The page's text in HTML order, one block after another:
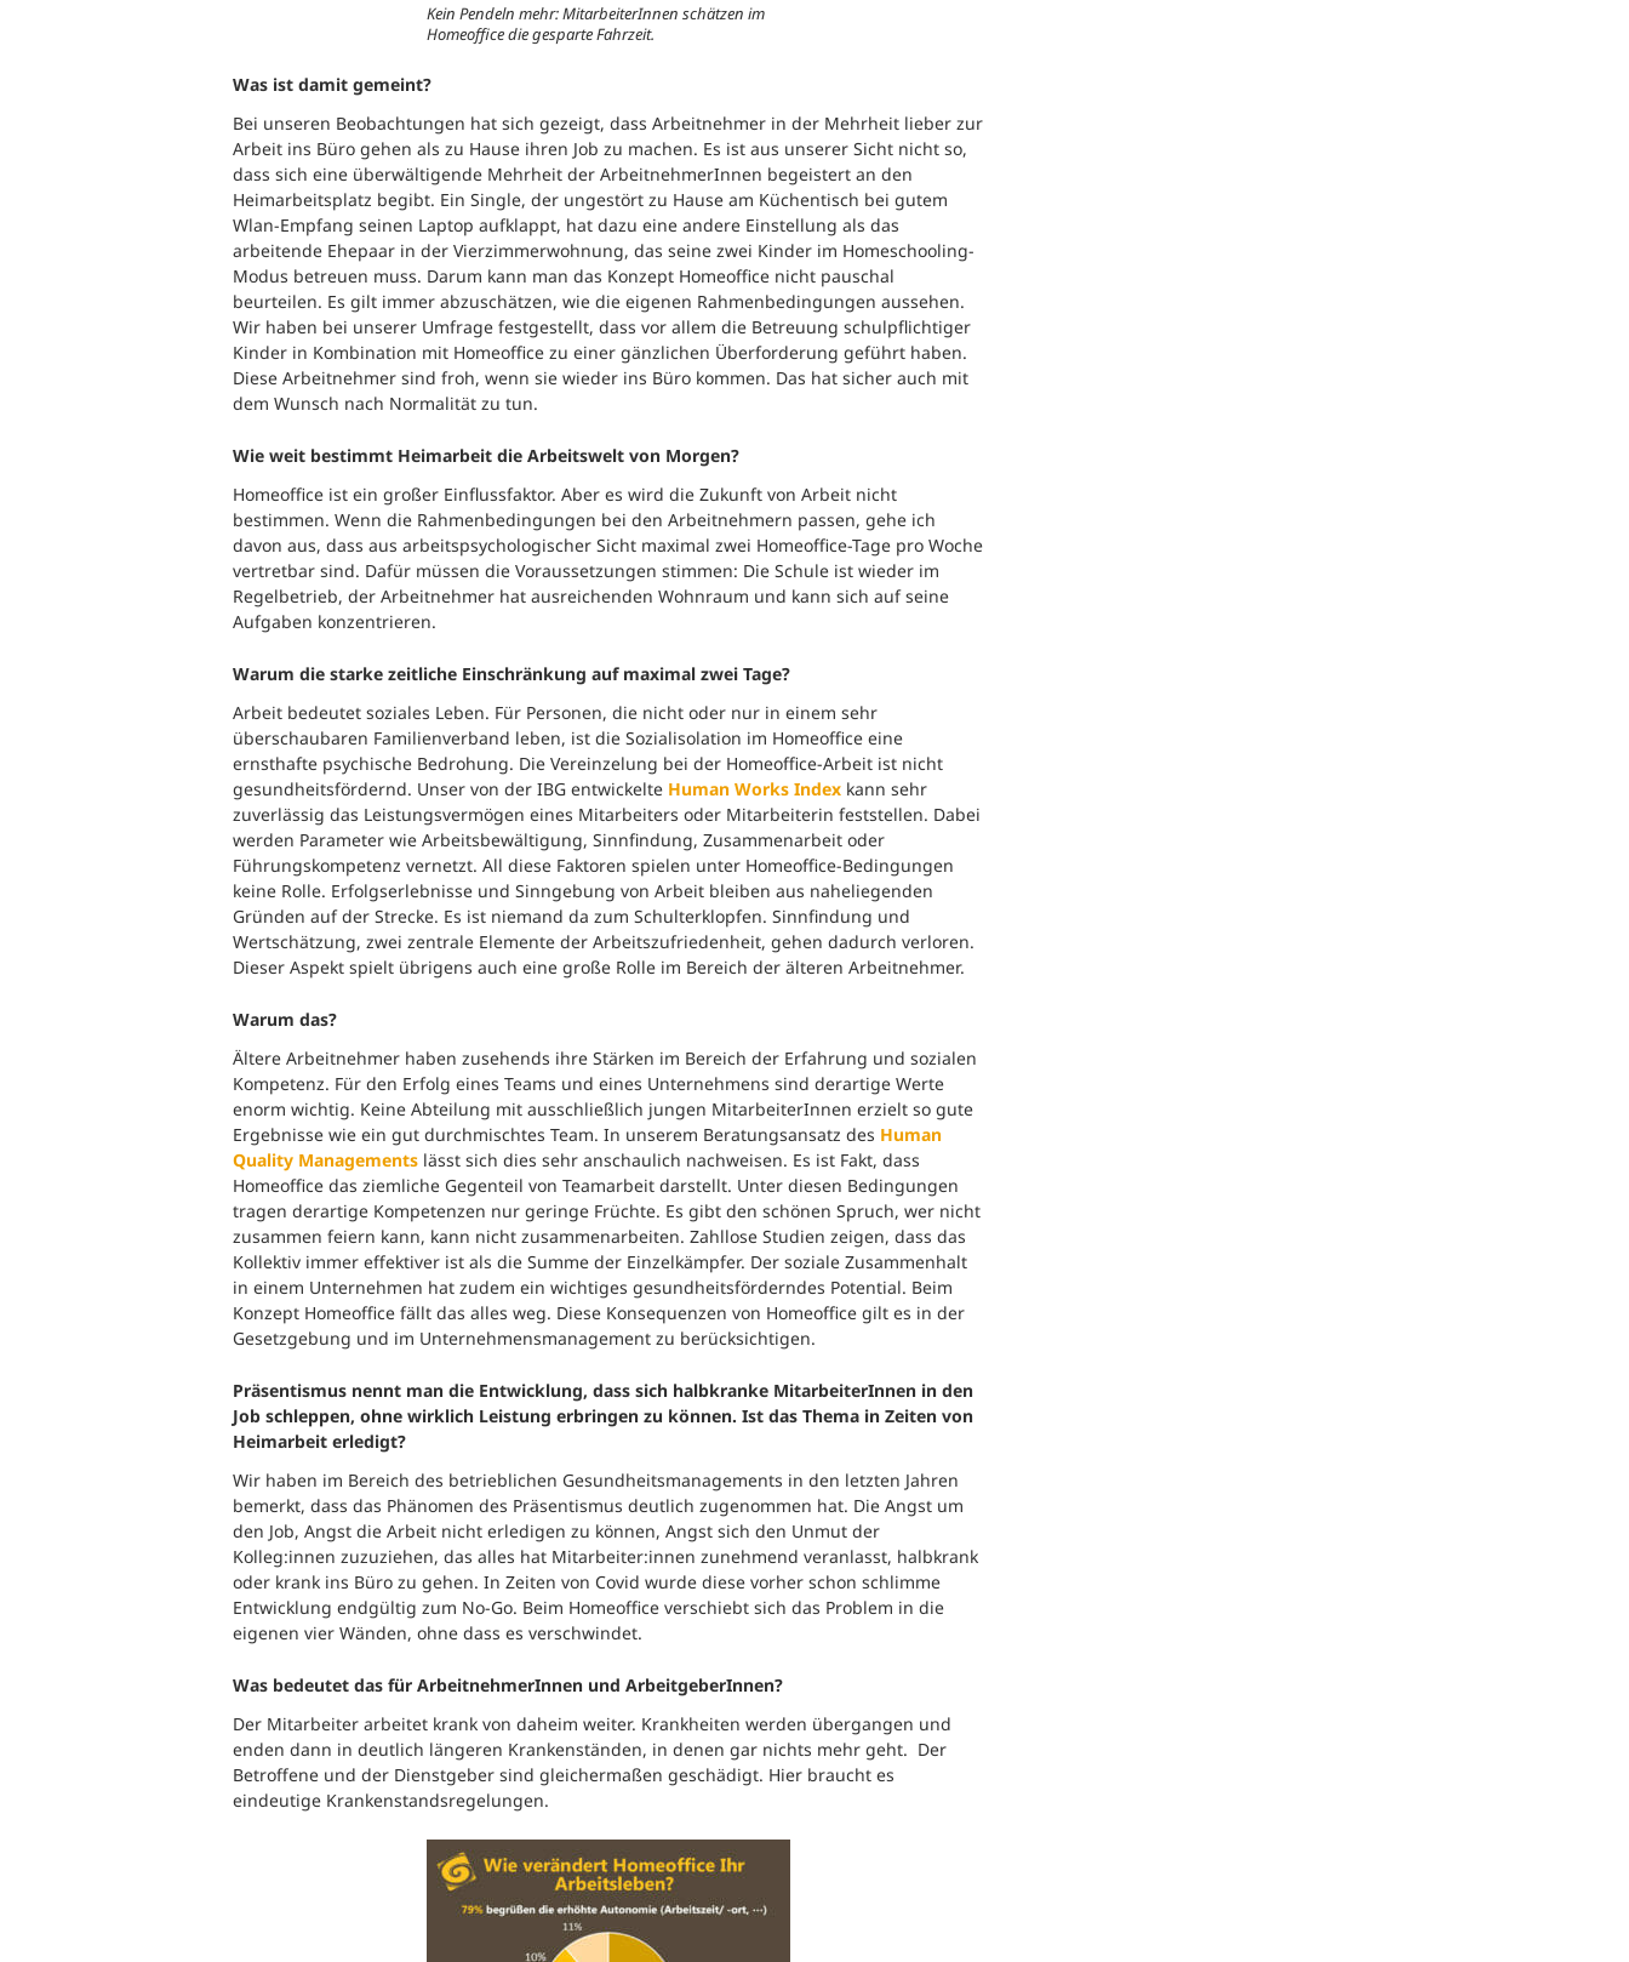
Kein Pendeln mehr: MitarbeiterInnen schätzen im
Homeoffice die gesparte Fahrzeit.
Was ist damit gemeint?
Bei unseren Beobachtungen hat sich gezeigt, dass Arbeitnehmer in der Mehrheit lieber zur
Arbeit ins Büro gehen als zu Hause ihren Job zu machen. Es ist aus unserer Sicht nicht so,
dass sich eine überwältigende Mehrheit der ArbeitnehmerInnen begeistert an den
Heimarbeitsplatz begibt. Ein Single, der ungestört zu Hause am Küchentisch bei gutem
Wlan-Empfang seinen Laptop aufklappt, hat dazu eine andere Einstellung als das
arbeitende Ehepaar in der Vierzimmerwohnung, das seine zwei Kinder im Homeschooling-
Modus betreuen muss. Darum kann man das Konzept Homeoffice nicht pauschal
beurteilen. Es gilt immer abzuschätzen, wie die eigenen Rahmenbedingungen aussehen.
Wir haben bei unserer Umfrage festgestellt, dass vor allem die Betreuung schulpflichtiger
Kinder in Kombination mit Homeoffice zu einer gänzlichen Überforderung geführt haben.
Diese Arbeitnehmer sind froh, wenn sie wieder ins Büro kommen. Das hat sicher auch mit
dem Wunsch nach Normalität zu tun.
Wie weit bestimmt Heimarbeit die Arbeitswelt von Morgen?
Homeoffice ist ein großer Einflussfaktor. Aber es wird die Zukunft von Arbeit nicht
bestimmen. Wenn die Rahmenbedingungen bei den Arbeitnehmern passen, gehe ich
davon aus, dass aus arbeitspsychologischer Sicht maximal zwei Homeoffice-Tage pro Woche
vertretbar sind. Dafür müssen die Voraussetzungen stimmen: Die Schule ist wieder im
Regelbetrieb, der Arbeitnehmer hat ausreichenden Wohnraum und kann sich auf seine
Aufgaben konzentrieren.
Warum die starke zeitliche Einschränkung auf maximal zwei Tage?
Arbeit bedeutet soziales Leben. Für Personen, die nicht oder nur in einem sehr
überschaubaren Familienverband leben, ist die Sozialisolation im Homeoffice eine
ernsthafte psychische Bedrohung. Die Vereinzelung bei der Homeoffice-Arbeit ist nicht
gesundheitsfördernd. Unser von der IBG entwickelte Human Works Index kann sehr
zuverlässig das Leistungsvermögen eines Mitarbeiters oder Mitarbeiterin feststellen. Dabei
werden Parameter wie Arbeitsbewältigung, Sinnfindung, Zusammenarbeit oder
Führungskompetenz vernetzt. All diese Faktoren spielen unter Homeoffice-Bedingungen
keine Rolle. Erfolgserlebnisse und Sinngebung von Arbeit bleiben aus naheliegenden
Gründen auf der Strecke. Es ist niemand da zum Schulterklopfen. Sinnfindung und
Wertschätzung, zwei zentrale Elemente der Arbeitszufriedenheit, gehen dadurch verloren.
Dieser Aspekt spielt übrigens auch eine große Rolle im Bereich der älteren Arbeitnehmer.
Warum das?
Ältere Arbeitnehmer haben zusehends ihre Stärken im Bereich der Erfahrung und sozialen
Kompetenz. Für den Erfolg eines Teams und eines Unternehmens sind derartige Werte
enorm wichtig. Keine Abteilung mit ausschließlich jungen MitarbeiterInnen erzielt so gute
Ergebnisse wie ein gut durchmischtes Team. In unserem Beratungsansatz des Human
Quality Managements lässt sich dies sehr anschaulich nachweisen. Es ist Fakt, dass
Homeoffice das ziemliche Gegenteil von Teamarbeit darstellt. Unter diesen Bedingungen
tragen derartige Kompetenzen nur geringe Früchte. Es gibt den schönen Spruch, wer nicht
zusammen feiern kann, kann nicht zusammenarbeiten. Zahllose Studien zeigen, dass das
Kollektiv immer effektiver ist als die Summe der Einzelkämpfer. Der soziale Zusammenhalt
in einem Unternehmen hat zudem ein wichtiges gesundheitsförderndes Potential. Beim
Konzept Homeoffice fällt das alles weg. Diese Konsequenzen von Homeoffice gilt es in der
Gesetzgebung und im Unternehmensmanagement zu berücksichtigen.
Präsentismus nennt man die Entwicklung, dass sich halbkranke MitarbeiterInnen in den
Job schleppen, ohne wirklich Leistung erbringen zu können. Ist das Thema in Zeiten von
Heimarbeit erledigt?
Wir haben im Bereich des betrieblichen Gesundheitsmanagements in den letzten Jahren
bemerkt, dass das Phänomen des Präsentismus deutlich zugenommen hat. Die Angst um
den Job, Angst die Arbeit nicht erledigen zu können, Angst sich den Unmut der
Kolleg:innen zuzuziehen, das alles hat Mitarbeiter:innen zunehmend veranlasst, halbkrank
oder krank ins Büro zu gehen. In Zeiten von Covid wurde diese vorher schon schlimme
Entwicklung endgültig zum No-Go. Beim Homeoffice verschiebt sich das Problem in die
eigenen vier Wänden, ohne dass es verschwindet.
Was bedeutet das für ArbeitnehmerInnen und ArbeitgeberInnen?
Der Mitarbeiter arbeitet krank von daheim weiter. Krankheiten werden übergangen und
enden dann in deutlich längeren Krankenständen, in denen gar nichts mehr geht. Der
Betroffene und der Dienstgeber sind gleichermaßen geschädigt. Hier braucht es
eindeutige Krankenstandsregelungen.